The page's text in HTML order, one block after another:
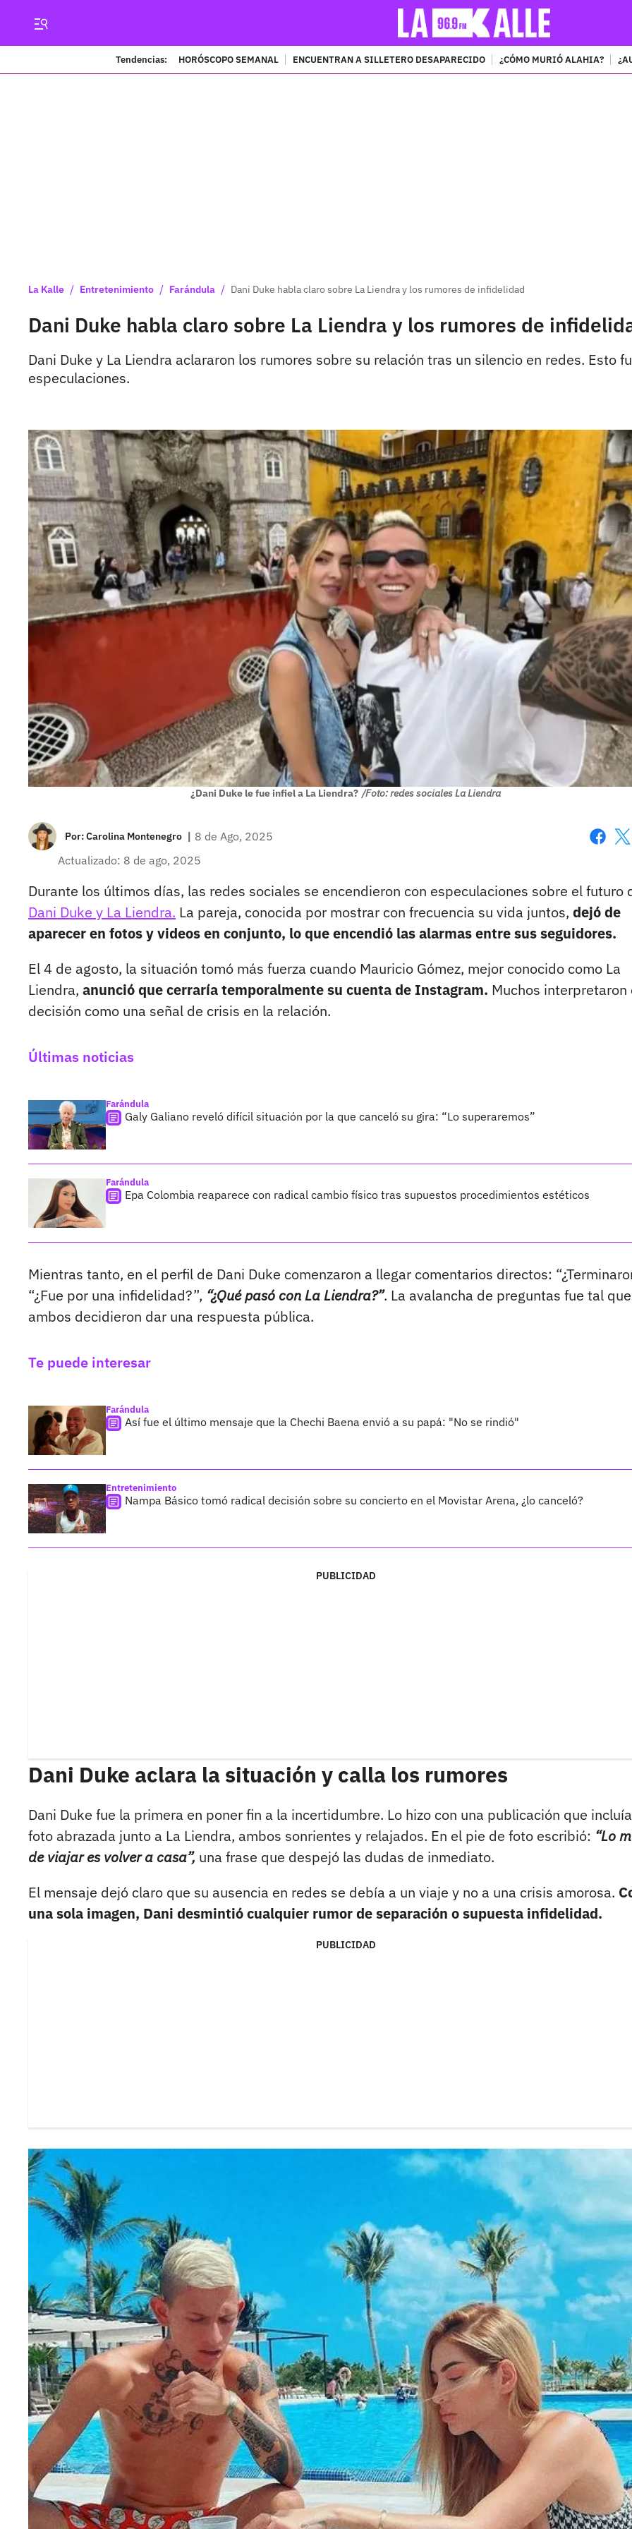
Tendencias: HORÓSCOPO SEMANAL ENCUENTRAN A SILLETERO DESAPARECIDO ¿CÓMO MURIÓ ALAHIA?
La Kalle / Entretenimiento / Farándula / Dani Duke habla claro sobre La Liendra y los rumores de infidelidad
Dani Duke habla claro sobre La Liendra y los rumores de
Dani Duke y La Liendra aclararon los rumores sobre su relación tras un silencio en redes. Esto
especulaciones.
¿Dani Duke le fue infiel a La Liendra? /Foto: redes sociales La Liendra
Por:Carolina Montenegro | 8 de Ago, 2025
Actualizado: 8 de ago, 2025
Durante los últimos días, las redes sociales se encendieron con especulaciones sobre el futuro
Dani Duke y La Liendra. La pareja, conocida por mostrar con frecuencia su vida juntos, dejó de
aparecer en fotos y videos en conjunto, lo que encendió las alarmas entre sus seguidores.
El 4 de agosto, la situación tomó más fuerza cuando Mauricio Gómez, mejor conocido como La
Liendra, anunció que cerraría temporalmente su cuenta de Instagram. Muchos interpretaron
decisión como una señal de crisis en la relación.
Últimas noticias
Farándula
Galy Galiano reveló difícil situación por la que canceló su gira: “Lo superaremos”
Farándula
Epa Colombia reaparece con radical cambio físico tras supuestos procedimientos estéticos
Mientras tanto, en el perfil de Dani Duke comenzaron a llegar comentarios directos:
“¿Fue por una infidelidad?”, “¿Qué pasó con La Liendra?”. La avalancha de preguntas fue tal que
ambos decidieron dar una respuesta pública.
Te puede interesar
Farándula
Así fue el último mensaje que la Chechi Baena envió a su papá: "No se rindió"
Entretenimiento
Nampa Básico tomó radical decisión sobre su concierto en el Movistar Arena, ¿lo canceló?
PUBLICIDAD
Dani Duke aclara la situación y calla los rumores
Dani Duke fue la primera en poner fin a la incertidumbre. Lo hizo con una publicación que
foto abrazada junto a La Liendra, ambos sonrientes y relajados. En el pie de foto escribió: “Lo
de viajar es volver a casa”, una frase que despejó las dudas de inmediato.
El mensaje dejó claro que su ausencia en redes se debía a un viaje y no a una crisis amorosa.
una sola imagen, Dani desmintió cualquier rumor de separación o supuesta infidelidad.
PUBLICIDAD